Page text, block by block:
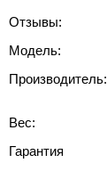
Отзывы:
Модель:
Производитель:
Вес:
Гарантия